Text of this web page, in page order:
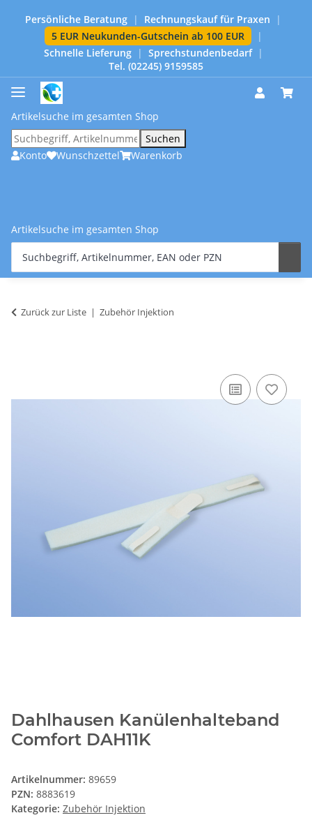
Persönliche Beratung | Rechnungskauf für Praxen
|
5 EUR Neukunden-Gutschein ab 100 EUR
|
Schnelle Lieferung
| Sprechstundenbedarf
|
Tel. (02245) 9159585
Artikelsuche im gesamten Shop
Suchen
Konto
Wunschzettel Warenkorb
Artikelsuche im gesamten Shop
Zurück zur Liste Zubehör Injektion
Dahlhausen Kanülenhalteband
Comfort DAH11K
Artikelnummer: 89659
PZN: 8883619
Kategorie: Zubehör Injektion